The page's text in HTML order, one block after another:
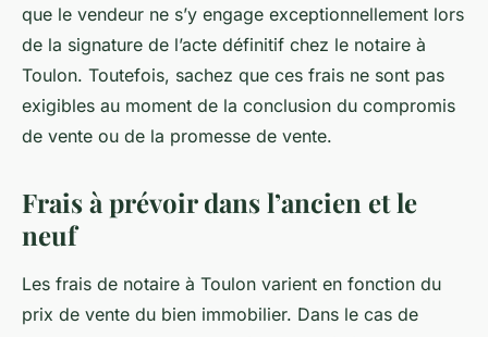
que le vendeur ne s’y engage exceptionnellement lors
de la signature de l’acte définitif chez le notaire à
Toulon. Toutefois, sachez que ces frais ne sont pas
exigibles au moment de la conclusion du compromis
de vente ou de la promesse de vente.
Frais à prévoir dans l’ancien et le
neuf
Les frais de notaire à Toulon varient en fonction du
prix de vente du bien immobilier. Dans le cas de